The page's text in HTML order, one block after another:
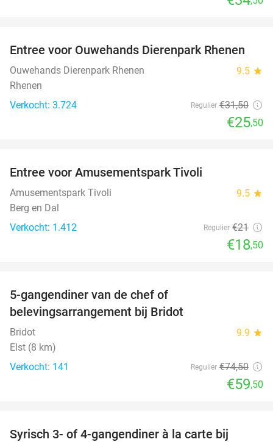
19%
Entree voor Ouwehands Dierenpark Rhenen
Ouwehands Dierenpark Rhenen 9.5 star
Rhenen
Verkocht: 3.724
Regulier €31,50
€25,50
Entree voor Amusementspark Tivoli
Amusementspark Tivoli 9.5 star
Berg en Dal
Verkocht: 1.412
Regulier €21
€18,50
5-gangendiner van de chef of
belevingsarrangement bij Bridot
Bridot 9.9 star
Elst (8 km)
Verkocht: 141
Regulier €74,50
€59,50
Syrisch 3- of 4-gangendiner à la carte bij